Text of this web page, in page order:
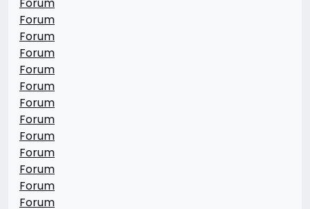
Forum
Forum
Forum
Forum
Forum
Forum
Forum
Forum
Forum
Forum
Forum
Forum